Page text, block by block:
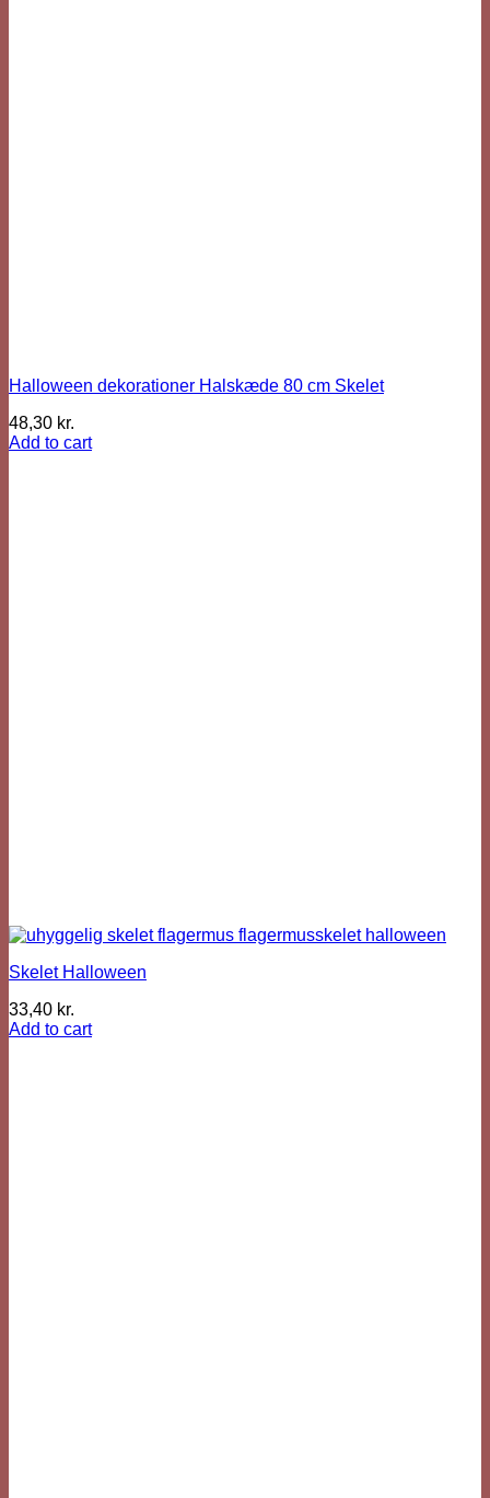
Halloween dekorationer Halskæde 80 cm Skelet
48,30 kr.
Add to cart
Skelet Halloween
33,40 kr.
Add to cart